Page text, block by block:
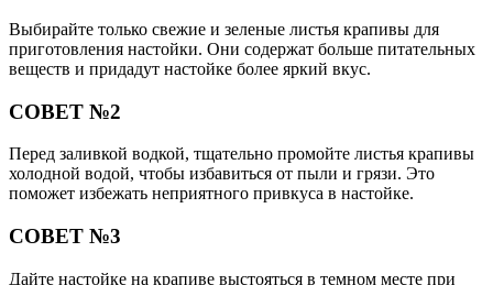
Выбирайте только свежие и зеленые листья крапивы для
приготовления настойки. Они содержат больше питательных
веществ и придадут настойке более яркий вкус.
СОВЕТ №2
Перед заливкой водкой, тщательно промойте листья крапивы
холодной водой, чтобы избавиться от пыли и грязи. Это
поможет избежать неприятного привкуса в настойке.
СОВЕТ №3
Дайте настойке на крапиве выстояться в темном месте при